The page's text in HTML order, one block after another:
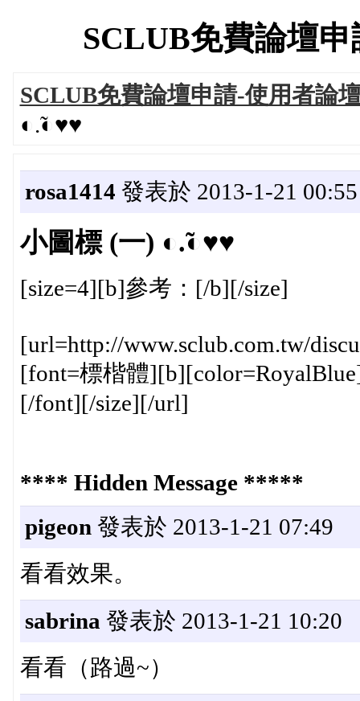
SCLUB免費論壇
SCLUB免費論壇申請-使用者論
◐.̃◐♥♥
rosa1414 發表於 2013-1-21 00:55
小圖標 (一) ◐.̃◐♥♥
[size=4][b]參考：[/b][/size]
[url=http://www.sclub.com.tw/
[font=標楷體
[/font][/size][/url]
**** Hidden Message *****
pigeon 發表於 2013-1-21 07:49
看看效果。
sabrina 發表於 2013-1-21 10:20
看看（路過~）